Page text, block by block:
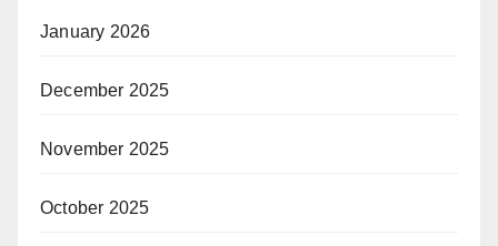
January 2026
December 2025
November 2025
October 2025